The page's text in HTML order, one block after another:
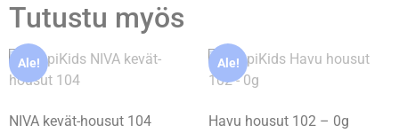
Tutustu myös
Ale!
NIVA kevät-housut 104
Ale!
Havu housut 102 – 0g